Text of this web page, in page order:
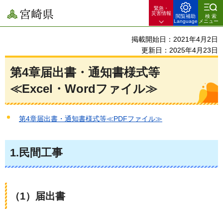
宮崎県
緊急・
災害情報
閲覧補助
Language
検索
メニュー
掲載開始日：2021年4月2日
更新日：2025年4月23日
第4章届出書・通知書様式等
≪Excel・Wordファイル≫
第4章届出書・通知書様式等≪PDFファイル≫
1.民間工事
（1）届出書